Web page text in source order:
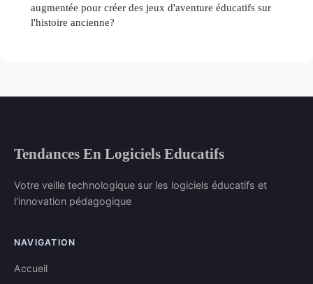
augmentée pour créer des jeux d'aventure éducatifs sur
l'histoire ancienne?
Tendances En Logiciels Educatifs
Votre veille technologique sur les logiciels éducatifs et
l'innovation pédagogique
NAVIGATION
Accueil